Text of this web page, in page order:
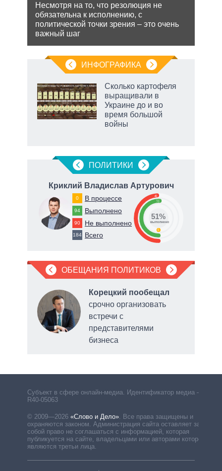
Несмотря на то, что резолюция не
обязательна к исполнению, с
политической точки зрения – это очень
важный шаг
ИНФОГРАФИКА
Сколько картофеля
выращивали в
Украине до и во
время большой
войны
ПОЛИТИКИ
Криклий Владислав Артурович
0 В процессе
94 Выполнено
90 Не выполнено
184 Всего
49
51
0
51%
выполнено
ОБЕЩАНИЯ ПОЛИТИКОВ
Корецкий пообещал
срочно организовать
встречи с
представителями
бизнеса
Субъект в сфере онлайн-медиа. Идентификатор медиа –
R40-05063
© 2009—2026 «Слово и Дело». Все права защищены и
охраняются законом. Администрация сайта оставляет за
собой право не соглашаться с информацией, которая
публикуется на сайте, владельцами или авторами которой
являются третьи лица.